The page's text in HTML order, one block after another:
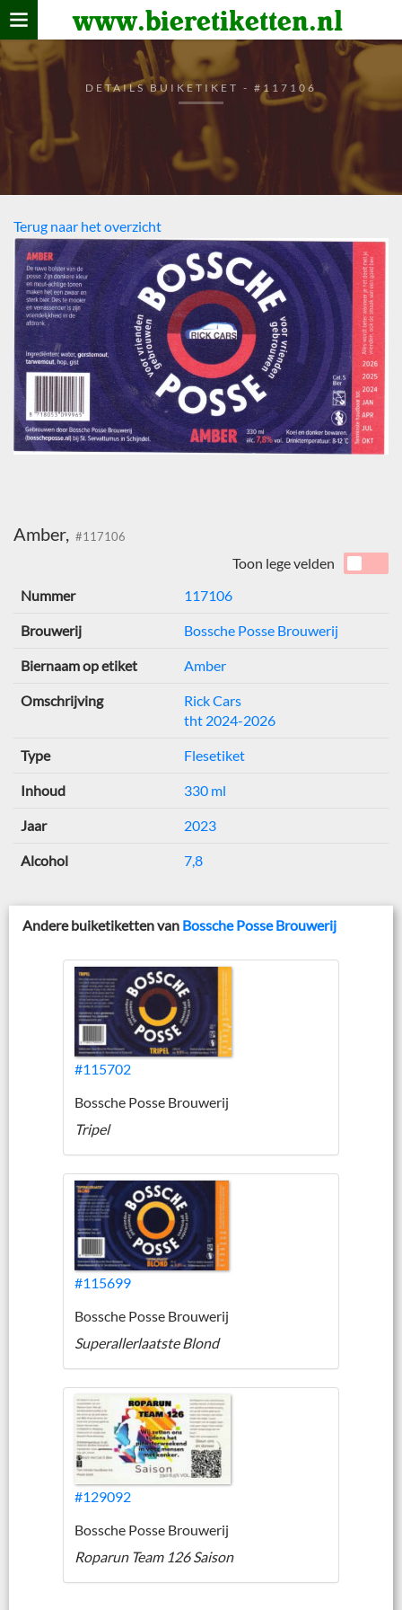
www.bieretiketten.nl
Home
verzamelen
De bierkaart
Bezoekers
DETAILS BUIKETIKET - #117106
Terug naar het overzicht
Amber, #117106
Toon lege velden
Nummer
117106
Brouwerij Bossche Posse Brouwerij
Biernaam op etiket Amber
Omschrijving
Rick Cars
tht 2024-2026
Type Flesetiket
Inhoud 330 ml
Jaar 2023
Alcohol 7,8
Andere buiketiketten van Bossche Posse Brouwerij
#115702
Bossche Posse Brouwerij
Tripel
#115699
Bossche Posse Brouwerij
Superallerlaatste Blond
#129092
Bossche Posse Brouwerij
Roparun Team 126 Saison